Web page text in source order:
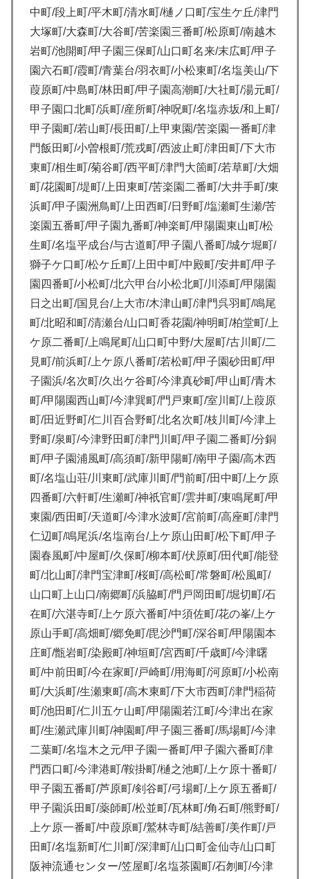
中町/段上町/平木町/清水町/樋ノ口町/宝生ケ丘/津門
大塚町/大森町/大谷町/苦楽園三番町/松原町/南越木
岩町/池開町/甲子園三保町/山口町名来/末広町/甲子
園六石町/霞町/青葉台/羽衣町/小松東町/名塩美山/下
葭原町/中島町/林田町/甲子園高潮町/大社町/湯元町/
甲子園口北町/浜町/産所町/神呪町/名塩赤坂/和上町/
甲子園町/若山町/長田町/上甲東園/苦楽園一番町/津
門飯田町/小曽根町/荒戎町/西波止町/津田町/下大市
東町/相生町/菊谷町/西平町/津門大箇町/若草町/大畑
町/花園町/堤町/上田東町/苦楽園二番町/大井手町/東
浜町/甲子園洲鳥町/上田西町/日野町/塩瀬町生瀬/苦
楽園五番町/甲子園九番町/神楽町/甲陽園東山町/松
生町/名塩平成台/与古道町/甲子園八番町/城ケ堀町/
獅子ケ口町/松ケ丘町/上田中町/中殿町/安井町/甲子
園四番町/小松町/北六甲台/小松北町/川添町/甲陽園
日之出町/国見台/上大市/木津山町/津門呉羽町/鳴尾
町/北昭和町/清瀬台/山口町香花園/神明町/柏堂町/上
ケ原二番町/上鳴尾町/山口町中野/大屋町/古川町/二
見町/前浜町/上ケ原八番町/若松町/甲子園砂田町/甲
子園浜/名次町/久出ケ谷町/今津真砂町/甲山町/青木
町/甲陽園西山町/今津巽町/門戸東町/室川町/上葭原
町/田近野町/仁川百合野町/北名次町/枝川町/今津上
野町/泉町/今津野田町/津門川町/甲子園二番町/分銅
町/甲子園浦風町/高須町/新甲陽町/南甲子園/高木西
町/名塩山荘/川東町/武庫川町/門前町/田中町/上ケ原
四番町/六軒町/生瀬町/神祇官町/雲井町/東鳴尾町/甲
東園/西田町/天道町/今津水波町/宮前町/高座町/津門
仁辺町/鳴尾浜/名塩南台/上ケ原山田町/松下町/甲子
園春風町/中屋町/久保町/柳本町/伏原町/田代町/能登
町/北山町/津門宝津町/桜町/高松町/常磐町/松風町/
山口町上山口/南郷町/浜脇町/門戸岡田町/堀切町/石
在町/六湛寺町/上ケ原六番町/中須佐町/花の峯/上ケ
原山手町/高畑町/郷免町/毘沙門町/深谷町/甲陽園本
庄町/甑岩町/染殿町/神垣町/宮西町/千歳町/今津曙
町/中前田町/今在家町/戸崎町/用海町/河原町/小松南
町/大浜町/生瀬東町/高木東町/下大市西町/津門稲荷
町/池田町/仁川五ケ山町/甲陽園若江町/今津出在家
町/生瀬武庫川町/神園町/甲子園三番町/馬場町/今津
二葉町/名塩木之元/甲子園一番町/甲子園六番町/津
門西口町/今津港町/鞍掛町/樋之池町/上ケ原十番町/
甲子園五番町/芦原町/剣谷町/弓場町/上ケ原五番町/
甲子園浜田町/薬師町/松並町/瓦林町/角石町/熊野町/
上ケ原一番町/中葭原町/鷲林寺町/結善町/美作町/戸
田町/名塩新町/仁川町/深津町/山口町金仙寺/山口町
阪神流通センター/笠屋町/名塩茶園町/石刎町/今津